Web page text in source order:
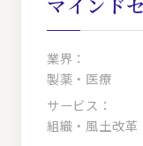
業界：
製薬・医療
サービス：
組織・風土改革